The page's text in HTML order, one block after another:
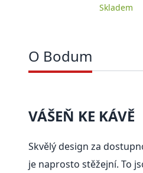
Skladem
O Bodum
VÁŠEŇ KE KÁVĚ
Skvělý design za
je naprosto stěžejní. To